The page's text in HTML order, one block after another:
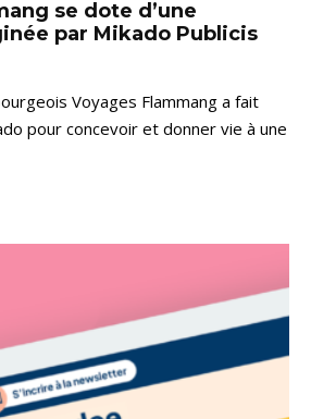
se dote d’une
par Mikado Publicis
Voyages Flammang a fait
pour concevoir et donner vie à une